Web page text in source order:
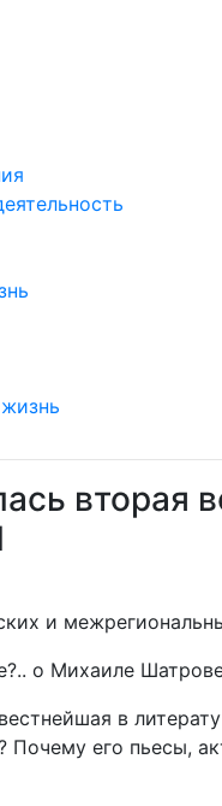
вторая
и
о Михаиле
в
Почему его пьесы,